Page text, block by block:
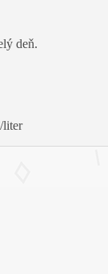
deň.
liter